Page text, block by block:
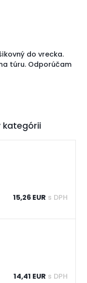
do vrecka.
túru. Odporúčam
15,26 EUR s DPH
14,41 EUR s DPH